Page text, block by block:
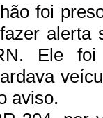
foi
alerta
Ele
aviso.